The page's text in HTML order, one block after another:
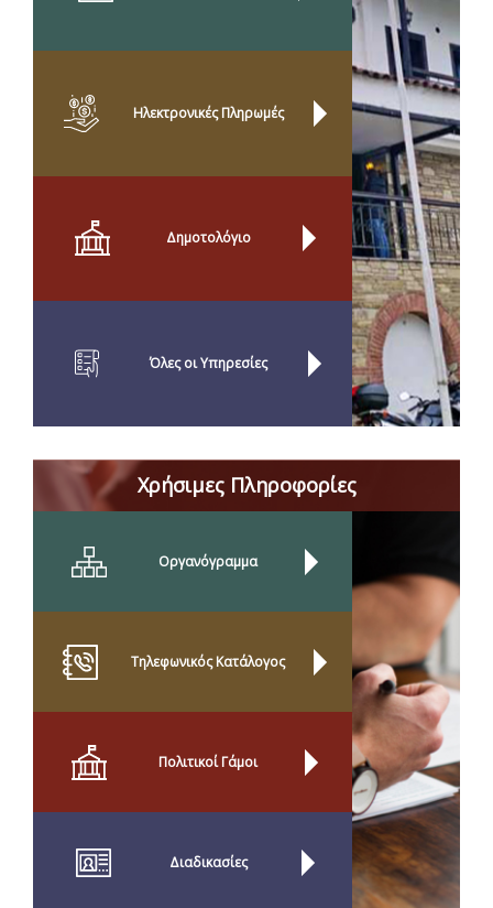
Ηλεκτρονικές Πληρωμές
Δημοτολόγιο
Όλες οι Yπηρεσίες
Χρήσιμες Πληροφορίες
Οργανόγραμμα
Τηλεφωνικός Κατάλογος
Πολιτικοί Γάμοι
Διαδικασίες